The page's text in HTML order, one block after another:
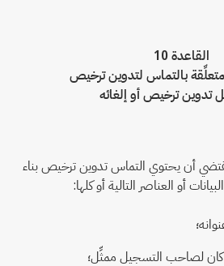
القاعدة 10
بالتماس لتدوين ترخيص
تدوين ترخيص أو إلغائه
أن يحتوي التماس تدوين ترخيص بناء